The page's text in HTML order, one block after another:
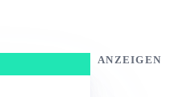
ANZEIGEN